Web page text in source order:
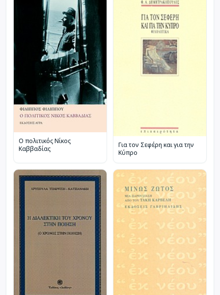
Ο πολιτικός Νίκος
Καββαδίας
Για τον Σεφέρη και για την
Κύπρο